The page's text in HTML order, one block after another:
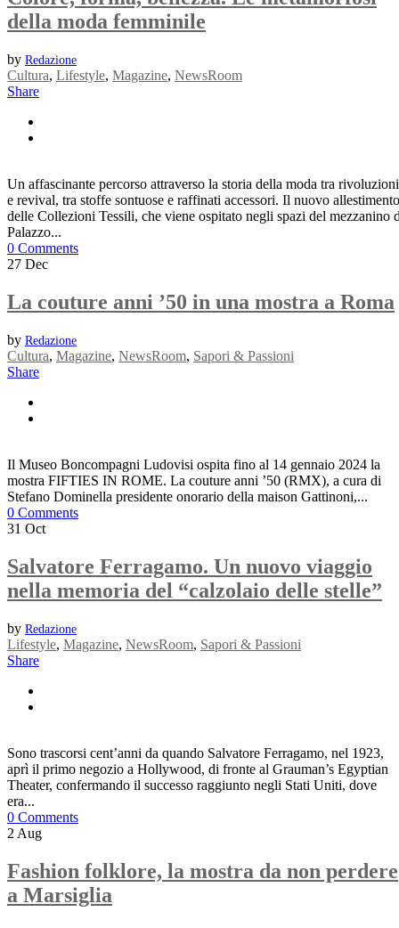
della moda femminile
by Redazione
Cultura, Lifestyle, Magazine, NewsRoom
Share
Un affascinante percorso attraverso la storia della moda tra rivoluzioni
e revival, tra stoffe sontuose e raffinati accessori. Il nuovo allestimento
delle Collezioni Tessili, che viene ospitato negli spazi del mezzanino
Palazzo...
0 Comments
27 Dec
La couture anni ’50 in una mostra a Roma
by Redazione
Cultura, Magazine, NewsRoom, Sapori & Passioni
Share
Il Museo Boncompagni Ludovisi ospita fino al 14 gennaio 2024 la
mostra FIFTIES IN ROME. La couture anni ’50 (RMX), a cura di
Stefano Dominella presidente onorario della maison Gattinoni,...
0 Comments
31 Oct
Salvatore Ferragamo. Un nuovo viaggio
nella memoria del “calzolaio delle stelle”
by Redazione
Lifestyle, Magazine, NewsRoom, Sapori & Passioni
Share
Sono trascorsi cent’anni da quando Salvatore Ferragamo, nel 1923,
aprì il primo negozio a Hollywood, di fronte al Grauman’s Egyptian
Theater, confermando il successo raggiunto negli Stati Uniti, dove
era...
0 Comments
2 Aug
Fashion folklore, la mostra da non perdere
a Marsiglia